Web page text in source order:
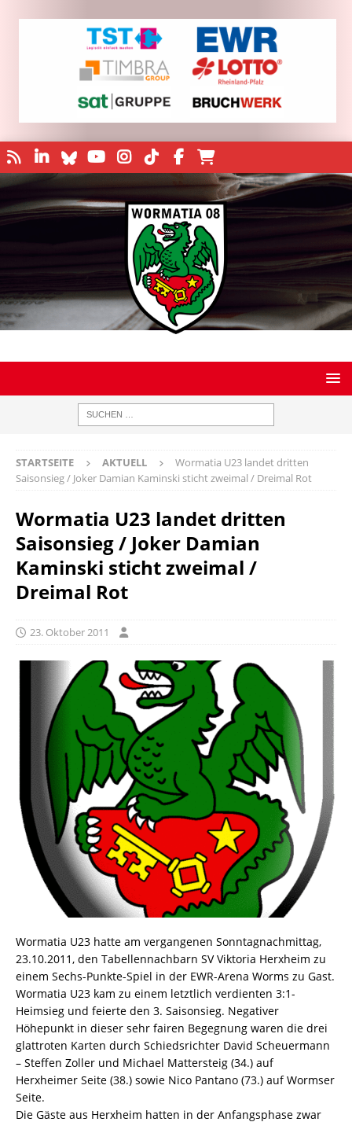
STARTSEITE AKTUELL
Wormatia U23 landet dritten
Saisonsieg / Joker Damian Kaminski sticht zweimal / Dreimal Rot
Wormatia U23 landet dritten
Saisonsieg / Joker Damian
Kaminski sticht zweimal /
Dreimal Rot
23. Oktober 2011
Wormatia U23 hatte am vergangenen Sonntagnachmittag,
23.10.2011, den Tabellennachbarn SV Viktoria Herxheim zu
einem Sechs-Punkte-Spiel in der EWR-Arena Worms zu Gast.
Wormatia U23 kam zu einem letztlich verdienten 3:1-
Heimsieg und feierte den 3. Saisonsieg. Negativer
Höhepunkt in dieser sehr fairen Begegnung waren die drei
glattroten Karten durch Schiedsrichter David Scheuermann
– Steffen Zoller und Michael Mattersteig (34.) auf
Herxheimer Seite (38.) sowie Nico Pantano (73.) auf Wormser
Seite.
Die Gäste aus Herxheim hatten in der Anfangsphase zwar